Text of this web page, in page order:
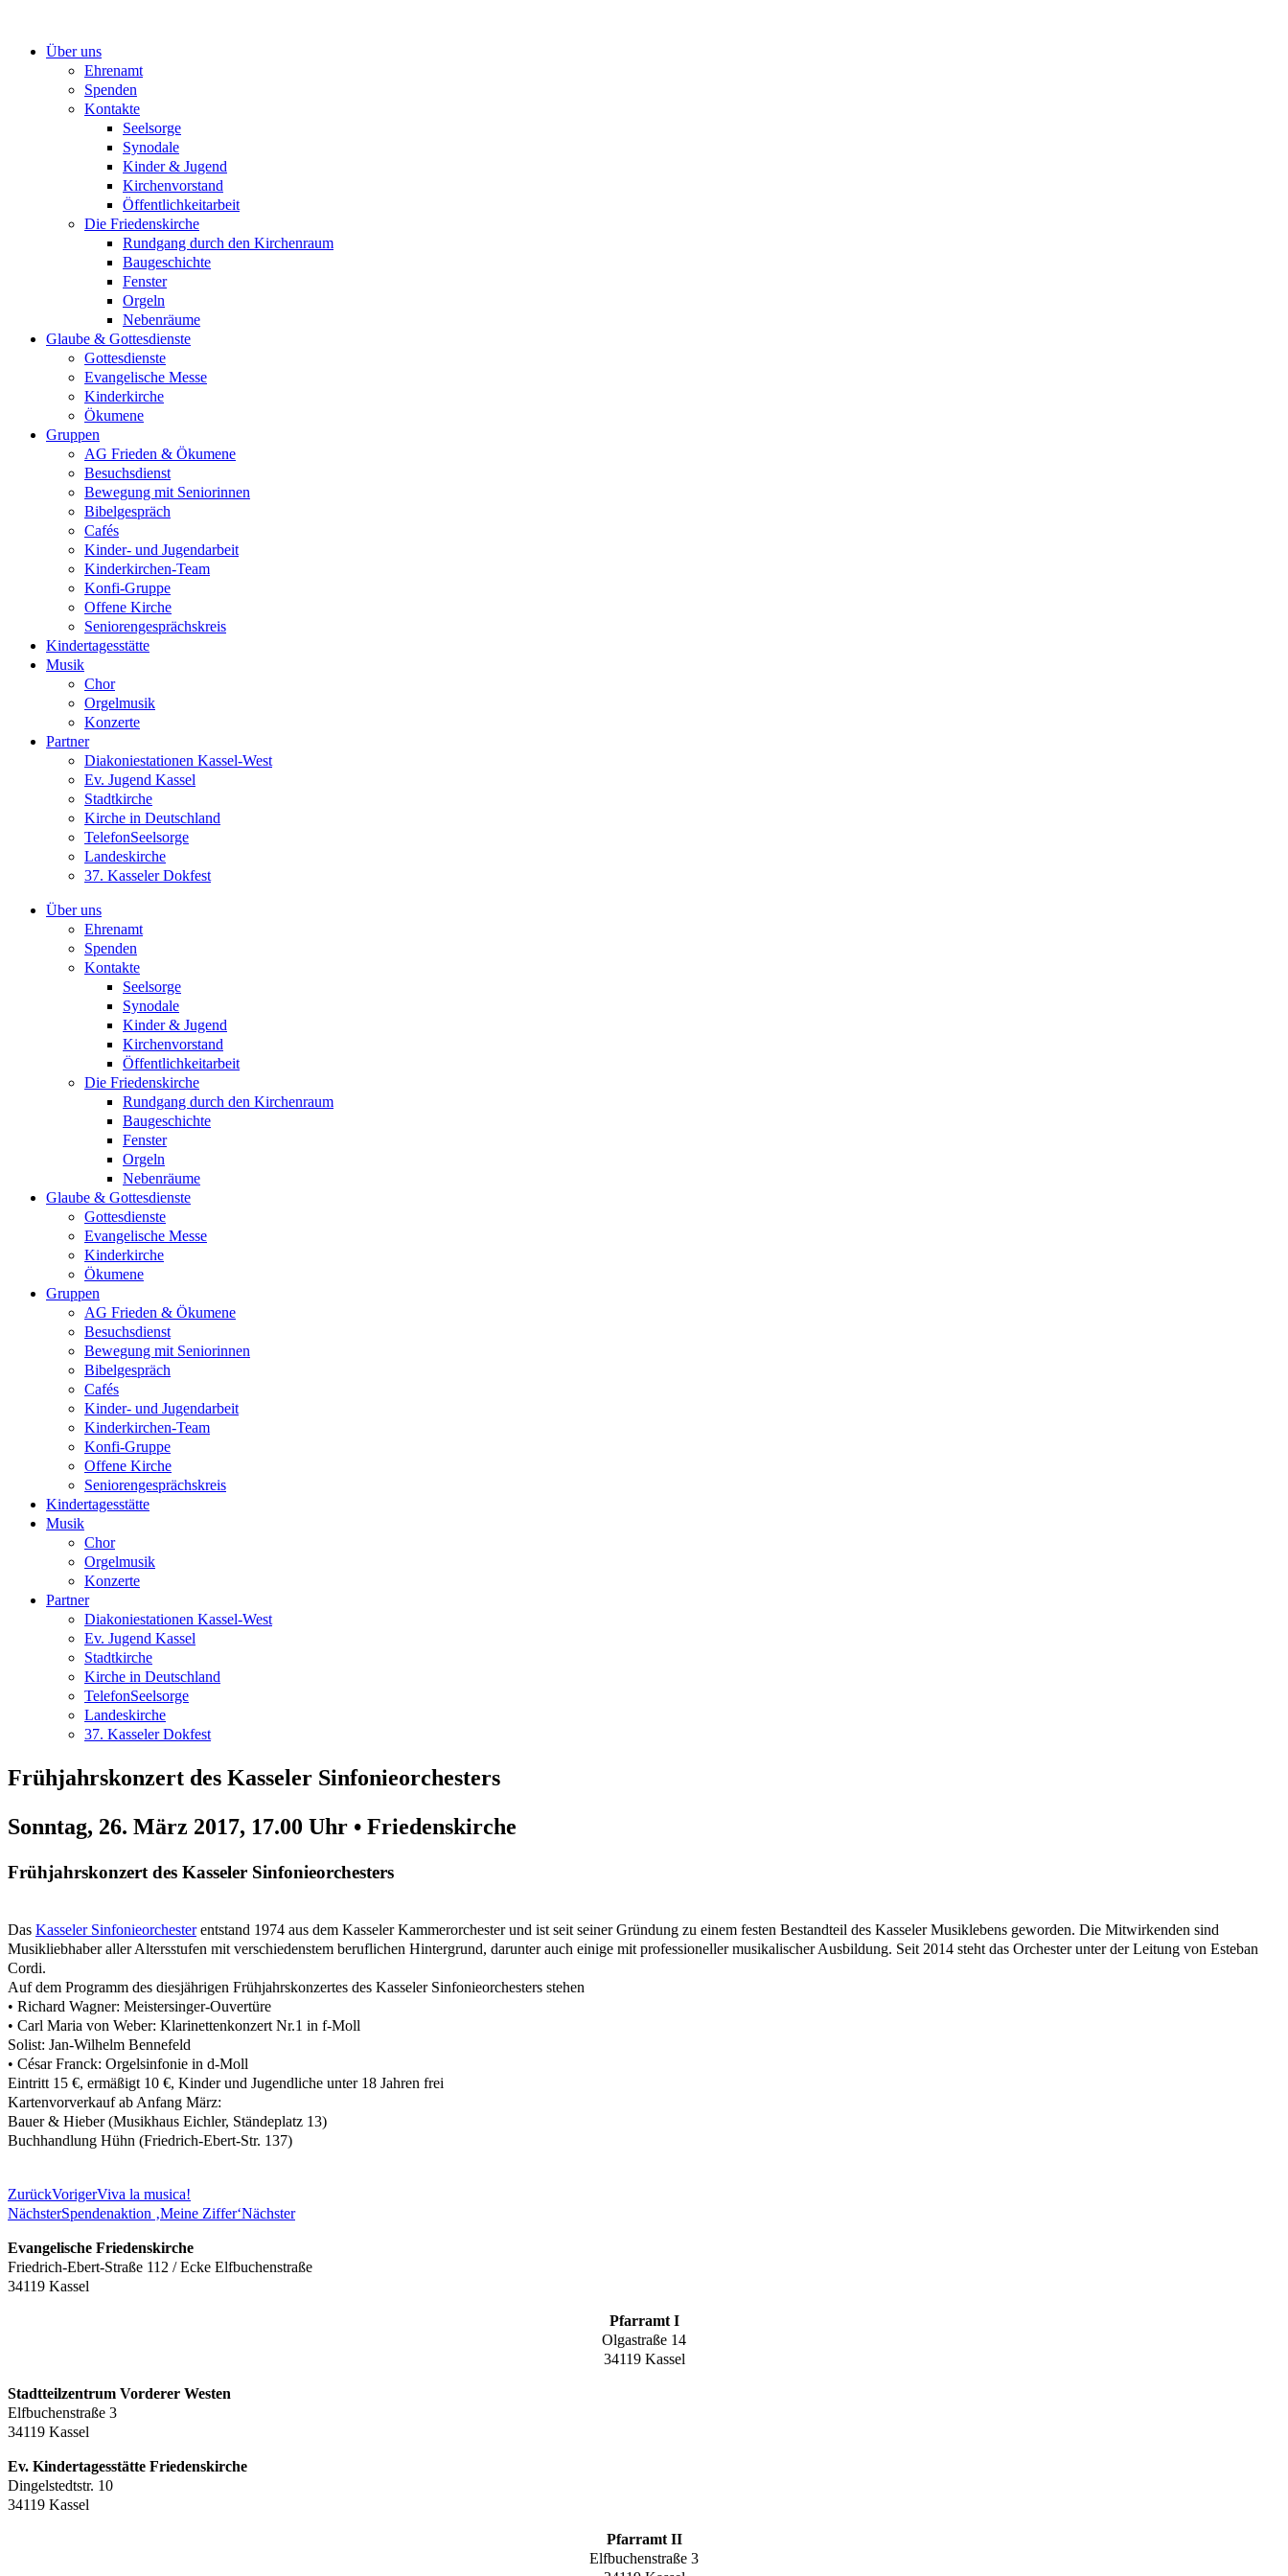
springenÜber uns
Ehrenamt
Spenden
Kontakte
Seelsorge
Synodale
Kinder & Jugend
Kirchenvorstand
Öffentlichkeitarbeit
Die Friedenskirche
Rundgang durch den Kirchenraum
Baugeschichte
Fenster
Orgeln
Nebenräume
Glaube & Gottesdienste
Gottesdienste
Evangelische Messe
Kinderkirche
Ökumene
Gruppen
AG Frieden & Ökumene
Besuchsdienst
Bewegung mit Seniorinnen
Bibelgespräch
Cafés
Kinder- und Jugendarbeit
Kinderkirchen-Team
Konfi-Gruppe
Offene Kirche
Seniorengesprächskreis
Kindertagesstätte
Musik
Chor
Orgelmusik
Konzerte
Partner
Diakoniestationen Kassel-West
Ev. Jugend Kassel
Stadtkirche
Kirche in Deutschland
TelefonSeelsorge
Landeskirche
37. Kasseler Dokfest
Über uns
Ehrenamt
Spenden
Kontakte
Seelsorge
Synodale
Kinder & Jugend
Kirchenvorstand
Öffentlichkeitarbeit
Die Friedenskirche
Rundgang durch den Kirchenraum
Baugeschichte
Fenster
Orgeln
Nebenräume
Glaube & Gottesdienste
Gottesdienste
Evangelische Messe
Kinderkirche
Ökumene
Gruppen
AG Frieden & Ökumene
Besuchsdienst
Bewegung mit Seniorinnen
Bibelgespräch
Cafés
Kinder- und Jugendarbeit
Kinderkirchen-Team
Konfi-Gruppe
Offene Kirche
Seniorengesprächskreis
Kindertagesstätte
Musik
Chor
Orgelmusik
Konzerte
Partner
Diakoniestationen Kassel-West
Ev. Jugend Kassel
Stadtkirche
Kirche in Deutschland
TelefonSeelsorge
Landeskirche
37. Kasseler Dokfest
Frühjahrskonzert des Kasseler Sinfonieorchesters
Sonntag, 26. März 2017, 17.00 Uhr • Friedenskirche
Frühjahrskonzert des Kasseler Sinfonieorchesters
Das Kasseler Sinfonieorchesterentstand 1974 aus dem Kasseler Kammerorchester und ist seit seiner Gründung zu einem festen Bestandteil des Kasseler Musiklebens geworden. Die Mitwirkenden sind
Musikliebhaber aller Altersstufen mit verschiedenstem beruflichen Hintergrund, darunter auch einige mit professioneller musikalischer Ausbildung. Seit 2014 steht das Orchester unter der Leitung von Esteban
Cordi.
Auf dem Programm des diesjährigen Frühjahrskonzertes des Kasseler Sinfonieorchesters stehen
• Richard Wagner: Meistersinger-Ouvertüre
• Carl Maria von Weber: Klarinettenkonzert Nr.1 in f-Moll
Solist: Jan-Wilhelm Bennefeld
• César Franck: Orgelsinfonie in d-Moll
Eintritt 15 €, ermäßigt 10 €, Kinder und Jugendliche unter 18 Jahren frei
Kartenvorverkauf ab Anfang März:
Bauer & Hieber (Musikhaus Eichler, Ständeplatz 13)
Buchhandlung Hühn (Friedrich-Ebert-Str. 137)
ZurückVorigerViva la musica!
NächsterSpendenaktion ‚Meine Ziffer‘Nächster
Evangelische Friedenskirche
Friedrich-Ebert-Straße 112 / Ecke Elfbuchenstraße
34119 Kassel
Pfarramt I
Olgastraße 14
34119 Kassel
Stadtteilzentrum Vorderer Westen
Elfbuchenstraße 3
34119 Kassel
Ev. Kindertagesstätte Friedenskirche
Dingelstedtstr. 10
34119 Kassel
Pfarramt II
Elfbuchenstraße 3